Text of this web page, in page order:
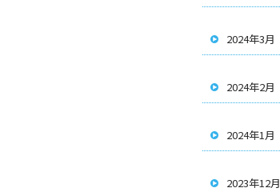
2024年3月
2024年2月
2024年1月
2023年12月